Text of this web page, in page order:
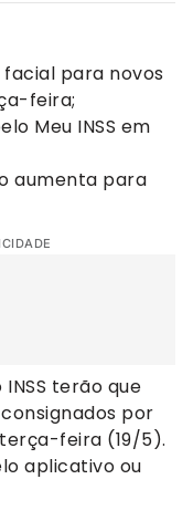
facial para novos
feira;
Meu INSS em
aumenta para
terão que
por
feira (19/5).
aplicativo ou